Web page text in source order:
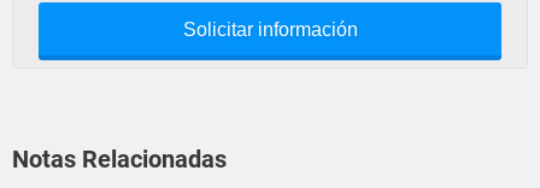
Solicitar información
Notas Relacionadas